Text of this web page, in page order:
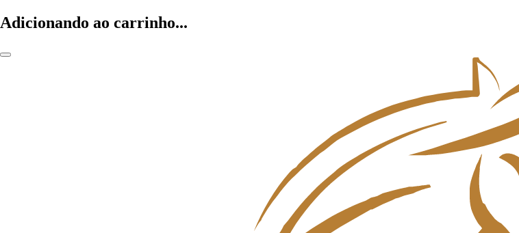
Adicionando ao carrinho...